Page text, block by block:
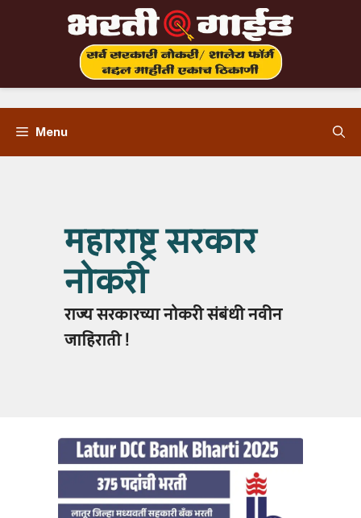
Menu
महाराष्ट्र सरकार
नोकरी
राज्य सरकारच्या नोकरी संबंधी नवीन
जाहिराती !